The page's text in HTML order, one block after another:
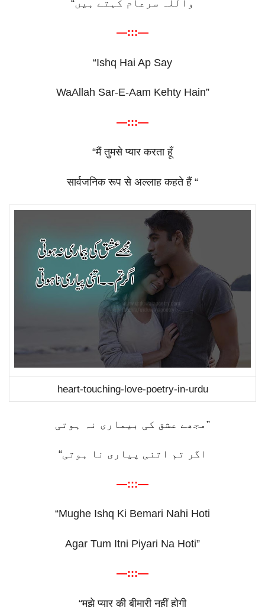
“واللہ سرعام کہتے ہیں
—:::—
“Ishq Hai Ap Say
WaAllah Sar-E-Aam Kehty Hain”
—:::—
“मैं तुमसे प्यार करता हूँ
सार्वजनिक रूप से अल्लाह कहते हैं“
heart-touching-love-poetry-in-urdu
مجھے عشق کی بیماری نہ ہوتی ”
“اگر تم اتنی پیاری نا ہوتی
—:::—
“Mughe Ishq Ki Bemari Nahi Hoti
Agar Tum Itni Piyari Na Hoti”
—:::—
“मुझे प्यार की बीमारी नहीं होगी